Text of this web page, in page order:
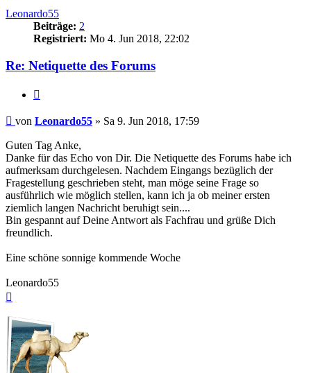
Leonardo55
Beiträge: 2
Registriert: Mo 4. Jun 2018, 22:02
Re: Netiquette des Forums
Beitrag
von Leonardo55 » Sa 9. Jun 2018, 17:59
Guten Tag Anke,
Danke für das Echo von Dir. Die Netiquette des Forums habe ich
aufmerksam durchgelesen. Nachdem Eingangs bezüglich der
Fragestellung geschrieben steht, man möge seine Frage so
ausführlich wie möglich stellen, kann ich ja ob meiner ersten
ziemlich langen Nachricht beruhigt sein....
Bin gespannt auf Deine Antwort als Fachfrau und grüße Dich
freundlich.
Eine schöne sonnige kommende Woche
Leonardo55